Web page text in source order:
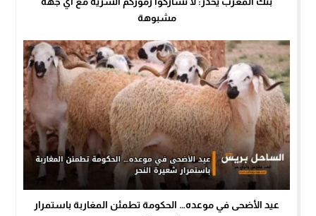
مشبوهة
عيد الأضحى في موعده… الحكومة تطمئن المغاربة باستمرار